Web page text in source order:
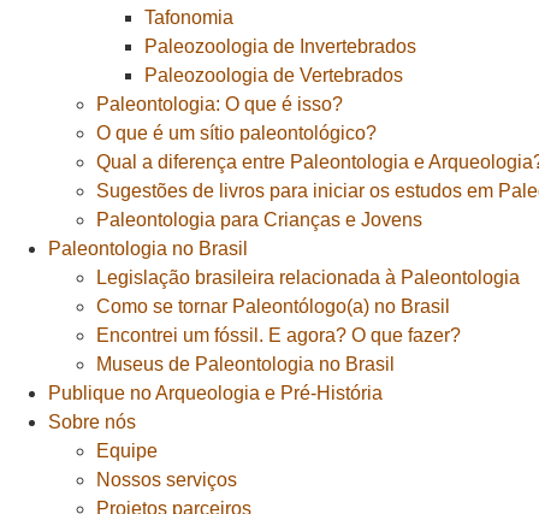
Tafonomia
Paleozoologia de Invertebrados
Paleozoologia de Vertebrados
Paleontologia: O que é isso?
O que é um sítio paleontológico?
Qual a diferença entre Paleontologia e
Sugestões de livros para iniciar os estudos em
Paleontologia para Crianças e Jovens
Paleontologia no Brasil
Legislação brasileira relacionada à Paleontologia
Como se tornar Paleontólogo(a) no Brasil
Encontrei um fóssil. E agora? O que fazer?
Museus de Paleontologia no Brasil
Publique no Arqueologia e Pré-História
Sobre nós
Equipe
Nossos serviços
Projetos parceiros